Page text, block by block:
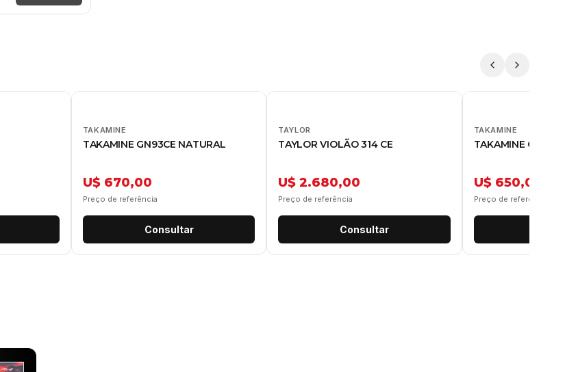
TAKAMINE
TAKAMINE GN93CE NATURAL
U$ 670,00
Preço de referência
Consultar
TAYLOR
TAYLOR VIOLÃO 314 CE
U$ 2.680,00
Preço de referência
Consultar
TAKAMINE
TAKAMINE GY93E
U$ 650,00
Preço de referência